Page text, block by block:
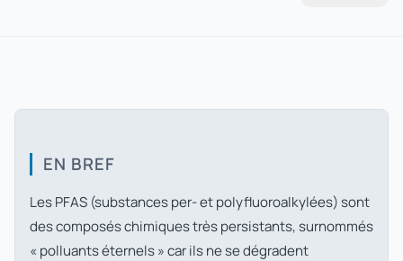
EN BREF
Les PFAS (substances per- et polyfluoroalkylées) sont
des composés chimiques très persistants, surnommés
« polluants éternels » car ils ne se dégradent